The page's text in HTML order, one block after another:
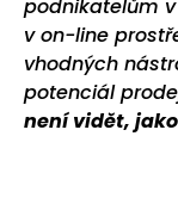
podnikatelům
v on-line
vhodných
potenciál
není vidět,